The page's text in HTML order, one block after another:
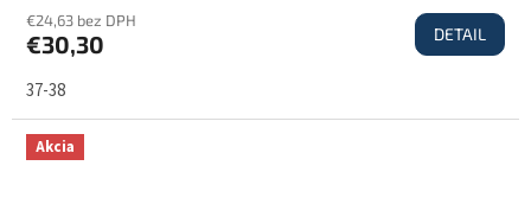
€24,63 bez DPH
€30,30 DETAIL
37-38
Akcia